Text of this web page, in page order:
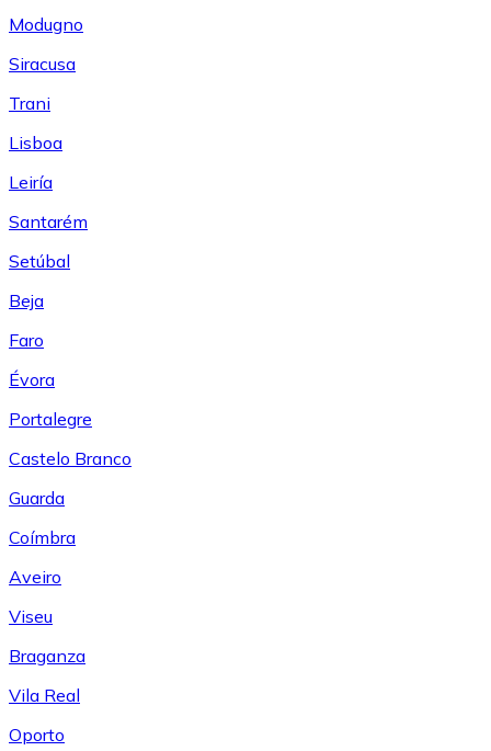
Modugno
Siracusa
Trani
Lisboa
Leiría
Santarém
Setúbal
Beja
Faro
Évora
Portalegre
Castelo Branco
Guarda
Coímbra
Aveiro
Viseu
Braganza
Vila Real
Oporto